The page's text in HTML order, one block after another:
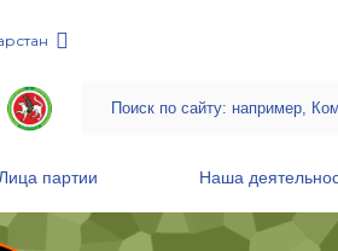
партии Наша